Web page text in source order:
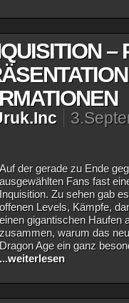
–
Auf der gerade zu Ende
ausgewählten Fans fast
Inquisition. Zu sehen gab
offenen Levels, Kämpfe,
einen gigantischen Haufen
zusammen, warum das
Dragon Age ein ganz
...weiterlesen